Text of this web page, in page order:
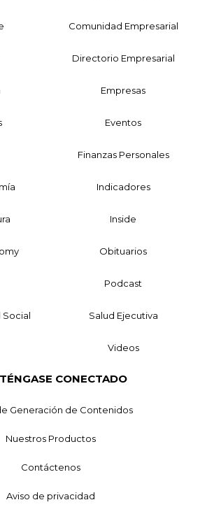
Comunidad Empresarial
Directorio Empresarial
Empresas
Eventos
Finanzas Personales
Indicadores
Inside
Obituarios
Podcast
Social Salud Ejecutiva
Videos
CONECTADO
Generación de Contenidos
Nuestros Productos
Contáctenos
Aviso de privacidad